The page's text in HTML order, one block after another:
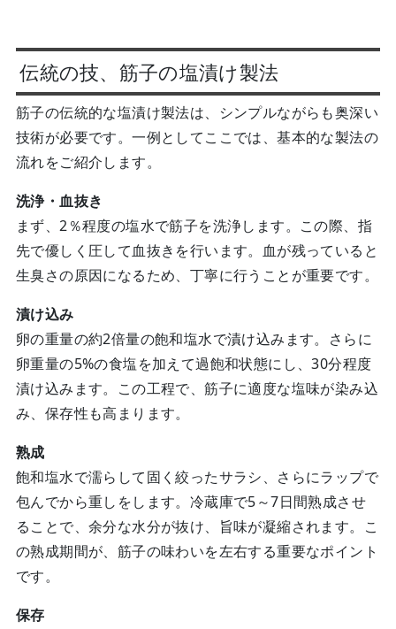
伝統の技、筋子の塩漬け製法
筋子の伝統的な塩漬け製法は、シンプルながらも奥深い
技術が必要です。一例としてここでは、基本的な製法の
流れをご紹介します。
洗浄・血抜き
まず、2％程度の塩水で筋子を洗浄します。この際、指
先で優しく圧して血抜きを行います。血が残っていると
生臭さの原因になるため、丁寧に行うことが重要です。
漬け込み
卵の重量の約2倍量の飽和塩水で漬け込みます。さらに
卵重量の5%の食塩を加えて過飽和状態にし、30分程度
漬け込みます。この工程で、筋子に適度な塩味が染み込
み、保存性も高まります。
熟成
飽和塩水で濡らして固く絞ったサラシ、さらにラップで
包んでから重しをします。冷蔵庫で5～7日間熟成させ
ることで、余分な水分が抜け、旨味が凝縮されます。こ
の熟成期間が、筋子の味わいを左右する重要なポイント
です。
保存